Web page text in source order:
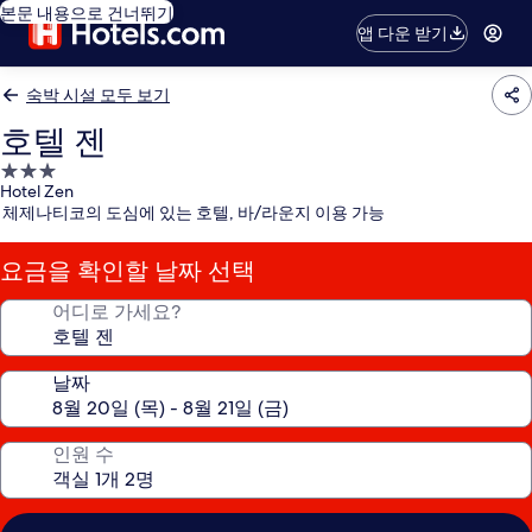
본문 내용으로 건너뛰기
앱 다운 받기
숙박 시설 모두 보기
호텔 젠
3.0
성
급
숙
박
시
Hotel Zen
체제나티코의 도심에 있는 호텔, 바/라운지 이용 가능
요금을 확인할 날짜 선택
어디로 가세요?
날짜
인원 수